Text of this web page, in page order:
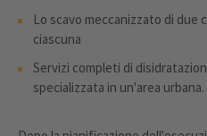
Lo scavo meccanizzato di due
ciascuna
Servizi completi di
specializzata in un'area urbana.